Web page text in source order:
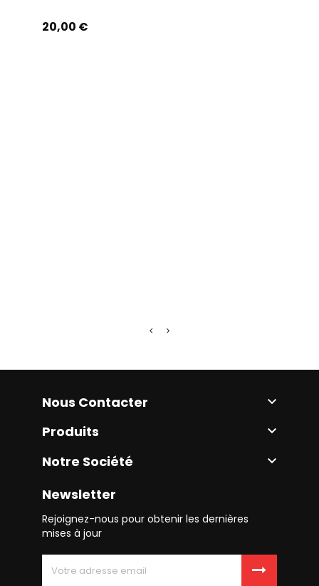
Prix
20,00 €
Nous Contacter 
Produits 
Notre Société 
Newsletter
Rejoignez-nous pour obtenir les dernières
mises à jour